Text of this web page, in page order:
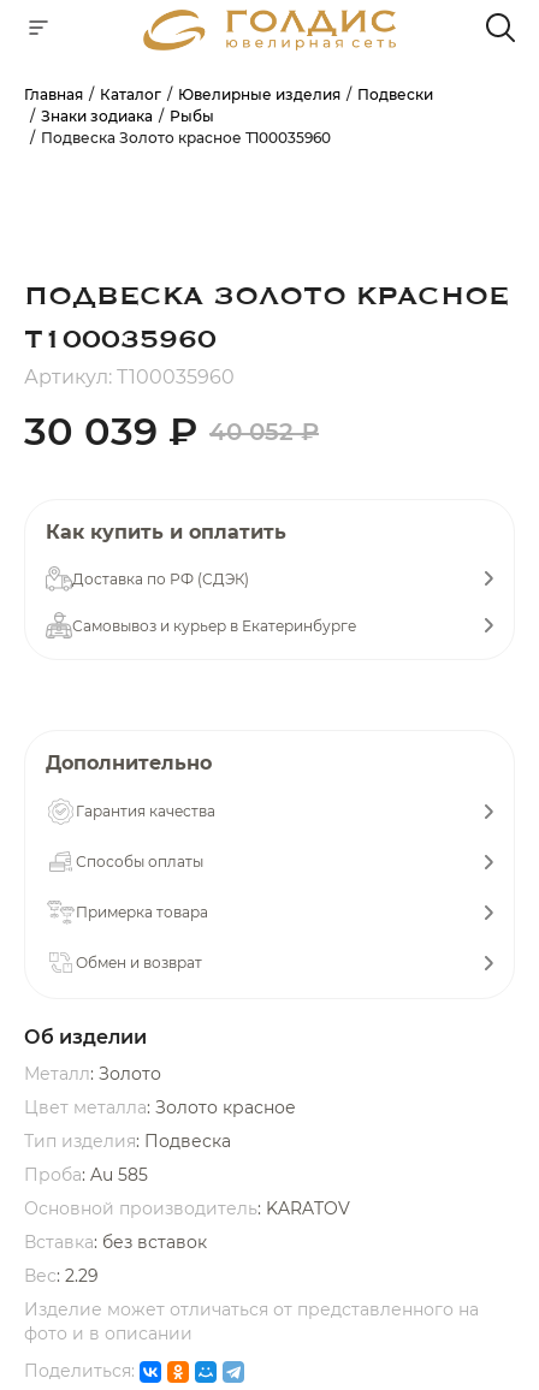
Главная Каталог Ювелирные изделия
Подвески
Знаки зодиака
Рыбы
Подвеска Золото красное Т100035960
ПОДВЕСКА ЗОЛОТО КРАСНОЕ
Т100035960
Артикул: Т100035960
30 039 ₽ 40 052 ₽
Как купить и оплатить
Доставка по РФ (СДЭК)
Самовывоз и курьер в Екатеринбурге
Дополнительно
Гарантия качества
Способы оплаты
Примерка товара
Обмен и возврат
Об изделии
Металл: Золото
Цвет металла: Золото красное
Тип изделия: Подвеска
Проба: Au 585
Основной производитель: KARATOV
Вставка: без вставок
Вес: 2.29
Изделие может отличаться от представленного на
фото и в описании
Поделиться:
Для клиентов всех банков
ГРАФИК ПЛАТЕЖЕЙ
Сегодня
Добавляйте товары
выбранный способом
списываться
по25%каждые 2 недели
Подробнее
об оплате Плайтом
недели
8 800 302-02-51